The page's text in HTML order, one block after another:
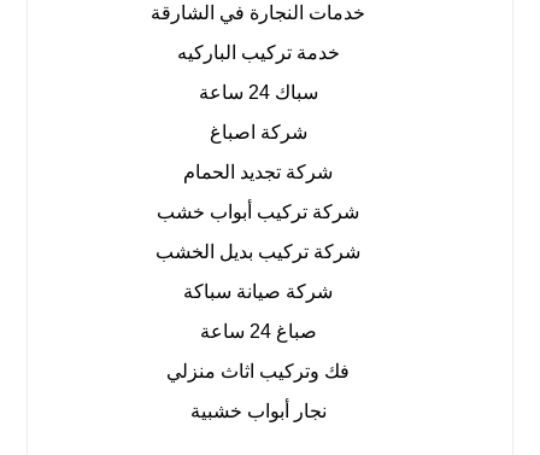
خدمات النجارة في الشارقة
خدمة تركيب الباركيه
سباك 24 ساعة
شركة اصباغ
شركة تجديد الحمام
شركة تركيب أبواب خشب
شركة تركيب بديل الخشب
شركة صيانة سباكة
صباغ 24 ساعة
فك وتركيب اثاث منزلي
نجار أبواب خشبية